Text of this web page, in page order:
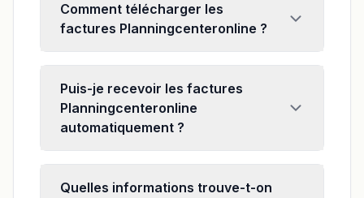
Comment télécharger les
factures Planningcenteronline ?
Puis-je recevoir les factures
Planningcenteronline
automatiquement ?
Quelles informations trouve-t-on